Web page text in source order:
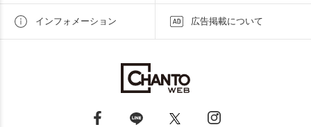
インフォメーション 広告掲載について